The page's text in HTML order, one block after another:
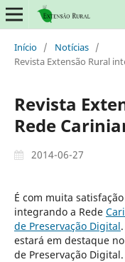
Início / Notícias /
Revista Extensão Rural
Revista
Rede
2014-06-27
É com muita
integrando a Rede
de Preservação Digital
estará em destaque
de Preservação Digital.